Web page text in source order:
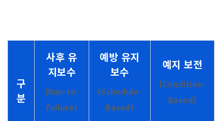
구
분
사후 유
지보수
(Run-to-
Failure)
예방 유지
보수
(Schedule-
Based)
예지 보전
(Condition-
Based)